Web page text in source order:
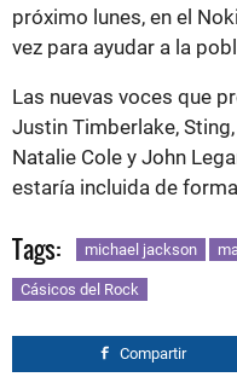
próximo lunes, en el
vez para ayudar a la
Las nuevas voces que
Justin Timberlake,
Natalie Cole y John
estaría incluida de
Tags: michael jackson
Cásicos del Rock
Compartir